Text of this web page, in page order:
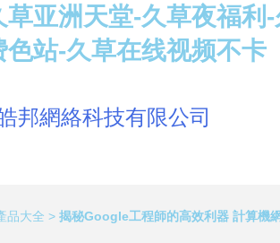
亚洲天堂-久草夜福
站-久草在线视频不卡
邦網絡科技有限公司
品大全 > 揭秘Google工程師的高效利器 計算機